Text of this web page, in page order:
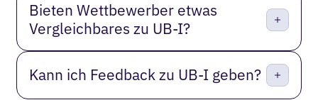
Bieten Wettbewerber etwas
Vergleichbares zu UB-I?
Kann ich Feedback zu UB-I geben?